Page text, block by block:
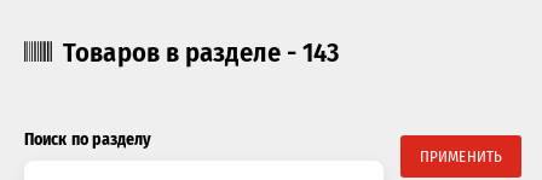
Товаров в разделе - 143
Поиск по разделу
ПРИМЕНИТЬ